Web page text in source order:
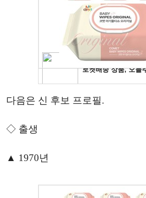
다음은 신 후보 프로필.
◇ 출생
▲ 1970년